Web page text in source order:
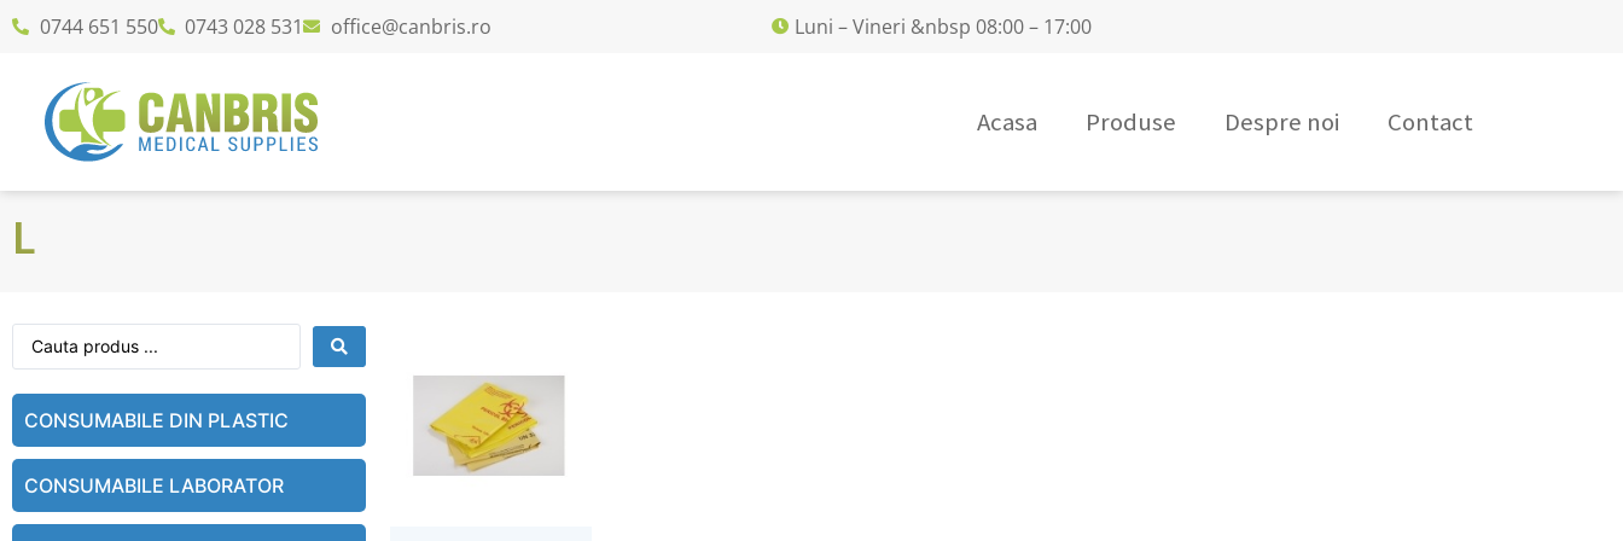
0744 651 550 0743 028 531 office@canbris.ro Luni – Vineri &nbsp 08:00 – 17:00
Acasa Produse Despre noi Contact
L
CONSUMABILE DIN PLASTIC
CONSUMABILE LABORATOR